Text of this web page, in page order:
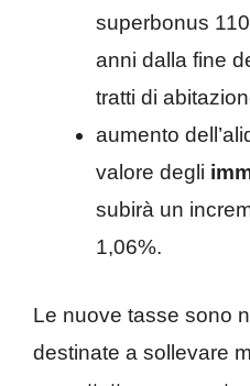
superbonus
anni dalla fine
tratti di
aumento
valore degli
subirà un
1,06%.
Le nuove tasse sono
destinate a sollevare